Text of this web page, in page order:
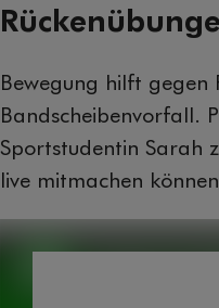
Bewegung hilft gegen
Bandscheibenvorfall.
Sportstudentin Sarah
live mitmachen